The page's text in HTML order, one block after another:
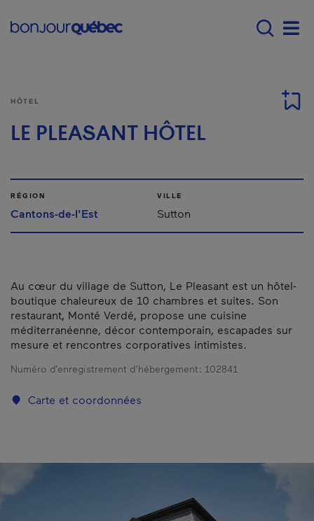
Main navigation -
HÔTEL
LE PLEASANT HÔTEL
RÉGION
Cantons-de-l'Est
VILLE
Sutton
Au cœur du village de Sutton, Le Pleasant est un hôtel-
boutique chaleureux de 10 chambres et suites. Son
restaurant, Monté Verdé, propose une cuisine
méditerranéenne, décor contemporain, escapades sur
mesure et rencontres corporatives intimistes.
Numéro d’enregistrement d’hébergement : 102841
Carte et coordonnées